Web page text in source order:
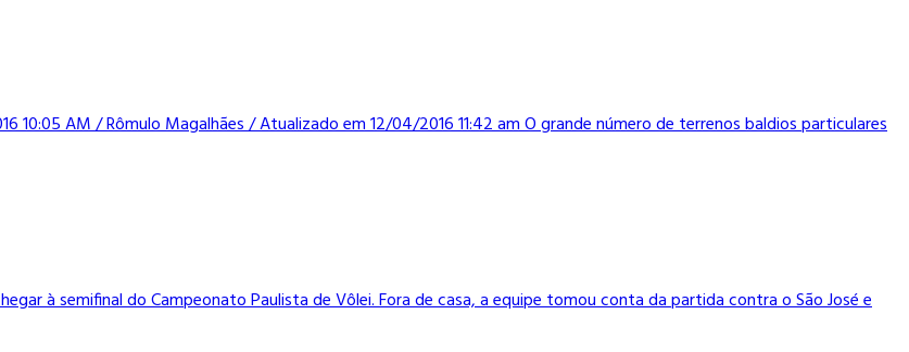
AM / Rômulo Magalhães / Atualizado em 12/04/2016 11:42 am O grande número de terrenos baldios particulares
à semifinal do Campeonato Paulista de Vôlei. Fora de casa, a equipe tomou conta da partida contra o São José e